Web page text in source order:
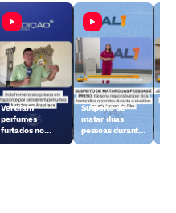
Vendiam
perfumes
furtados no
Suspeito de
matar duas
pessoas durante